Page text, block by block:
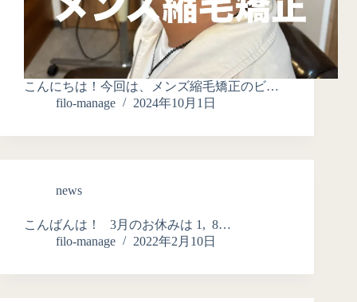
こんにちは！今回は、メンズ縮毛矯正のビ…
filo-manage
2024年10月1日
news
こんばんは！ 3月のお休みは 1, 8…
filo-manage
2022年2月10日